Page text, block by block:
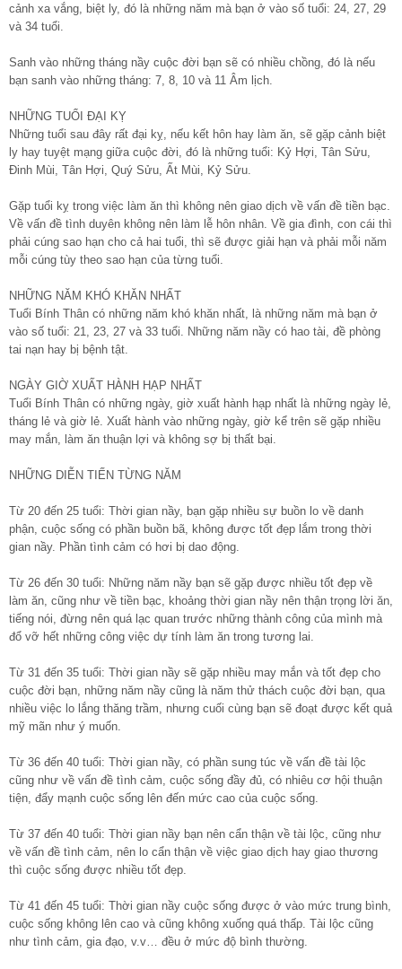
cảnh xa vắng, biệt ly, đó là những năm mà bạn ở vào số tuổi: 24, 27, 29
và 34 tuổi.
Sanh vào những tháng nầy cuộc đời bạn sẽ có nhiều chồng, đó là nếu
bạn sanh vào những tháng: 7, 8, 10 và 11 Âm lịch.
NHỮNG TUỔI ĐẠI KỴ
Những tuổi sau đây rất đại kỵ, nếu kết hôn hay làm ăn, sẽ gặp cảnh biệt
ly hay tuyệt mạng giữa cuộc đời, đó là những tuổi: Kỷ Hợi, Tân Sửu,
Đinh Mùi, Tân Hợi, Quý Sửu, Ất Mùi, Kỷ Sửu.
Gặp tuổi kỵ trong việc làm ăn thì không nên giao dịch về vấn đề tiền bạc.
Về vấn đề tình duyên không nên làm lễ hôn nhân. Về gia đình, con cái thì
phải cúng sao hạn cho cả hai tuổi, thì sẽ được giải hạn và phải mỗi năm
mỗi cúng tùy theo sao hạn của từng tuổi.
NHỮNG NĂM KHÓ KHĂN NHẤT
Tuổi Bính Thân có những năm khó khăn nhất, là những năm mà bạn ở
vào số tuổi: 21, 23, 27 và 33 tuổi. Những năm nầy có hao tài, đề phòng
tai nạn hay bị bệnh tật.
NGÀY GIỜ XUẤT HÀNH HẠP NHẤT
Tuổi Bính Thân có những ngày, giờ xuất hành hạp nhất là những ngày lẻ,
tháng lẻ và giờ lẻ. Xuất hành vào những ngày, giờ kể trên sẽ gặp nhiều
may mắn, làm ăn thuận lợi và không sợ bị thất bại.
NHỮNG DIỄN TIẾN TỪNG NĂM
Từ 20 đến 25 tuổi: Thời gian nầy, bạn gặp nhiều sự buồn lo về danh
phận, cuộc sống có phần buồn bã, không được tốt đẹp lắm trong thời
gian nầy. Phần tình cảm có hơi bị dao động.
Từ 26 đến 30 tuổi: Những năm nầy bạn sẽ gặp được nhiều tốt đẹp về
làm ăn, cũng như về tiền bạc, khoảng thời gian nầy nên thận trọng lời ăn,
tiếng nói, đừng nên quá lạc quan trước những thành công của mình mà
đổ vỡ hết những công việc dự tính làm ăn trong tương lai.
Từ 31 đến 35 tuổi: Thời gian nầy sẽ gặp nhiều may mắn và tốt đẹp cho
cuộc đời bạn, những năm nầy cũng là năm thử thách cuộc đời bạn, qua
nhiều việc lo lắng thăng trầm, nhưng cuối cùng bạn sẽ đoạt được kết quả
mỹ mãn như ý muốn.
Từ 36 đến 40 tuổi: Thời gian nầy, có phần sung túc về vấn đề tài lộc
cũng như về vấn đề tình cảm, cuộc sống đầy đủ, có nhiêu cơ hội thuận
tiện, đẩy mạnh cuộc sống lên đến mức cao của cuộc sống.
Từ 37 đến 40 tuổi: Thời gian nầy bạn nên cẩn thận về tài lộc, cũng như
về vấn đề tình cảm, nên lo cẩn thận về việc giao dịch hay giao thương
thì cuộc sống được nhiều tốt đẹp.
Từ 41 đến 45 tuổi: Thời gian nầy cuộc sống được ở vào mức trung bình,
cuộc sống không lên cao và cũng không xuống quá thấp. Tài lộc cũng
như tình cảm, gia đạo, v.v… đều ở mức độ bình thường.